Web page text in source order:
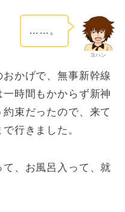
ヨハン
……。
かげで、無事新幹線
時間もかからず新神
束だったので、来て
行きました。
、お風呂入って、就